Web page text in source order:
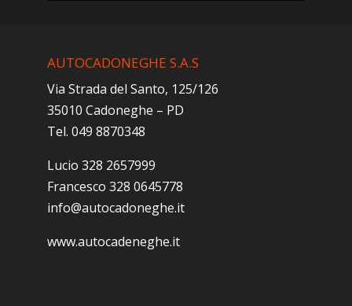
AUTOCADONEGHE S.A.S
Via Strada del Santo, 125/126
35010 Cadoneghe – PD
Tel. 049 8870348
Lucio 328 2657999
Francesco 328 0645778
info@autocadoneghe.it
www.autocadeneghe.it